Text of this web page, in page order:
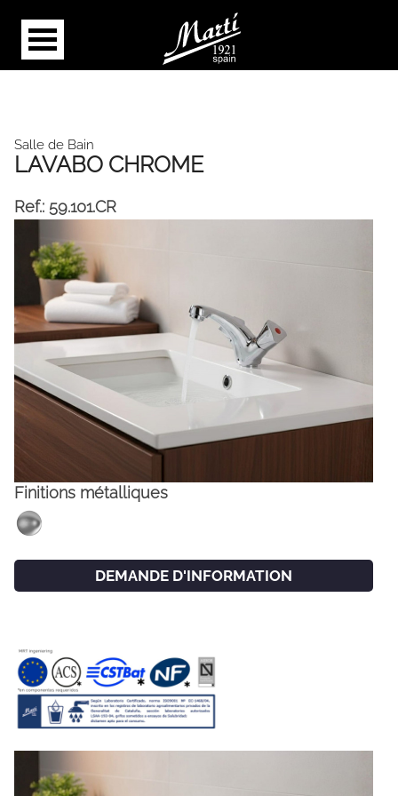
INSTAGRAM
CAT ESP ENG
Salle de Bain
LAVABO CHROME
Ref.: 59.101.CR
Finitions métalliques
DEMANDE D'INFORMATION